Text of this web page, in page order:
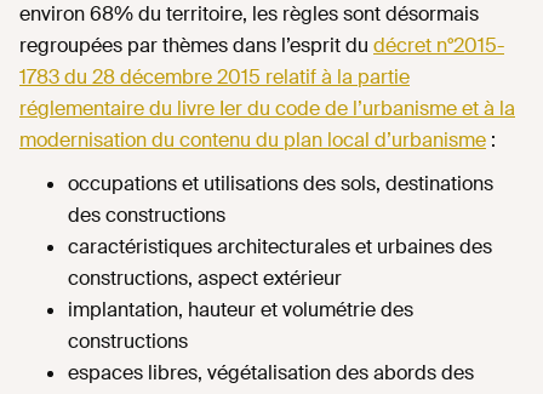
environ 68% du territoire, les règles sont désormais
regroupées par thèmes dans l’esprit du décret n°2015-
1783 du 28 décembre 2015 relatif à la partie
réglementaire du livre Ier du code de l’urbanisme et à la
modernisation du contenu du plan local d’urbanisme :
occupations et utilisations des sols, destinations
des constructions
caractéristiques architecturales et urbaines des
constructions, aspect extérieur
implantation, hauteur et volumétrie des
constructions
espaces libres, végétalisation des abords des